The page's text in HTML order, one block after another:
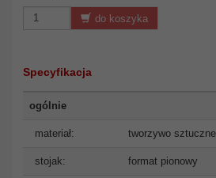
do koszyka
Specyfikacja
ogólnie
materiał: tworzywo sztuczne
stojak: format pionowy